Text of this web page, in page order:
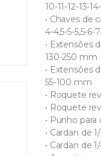
10-11-12-13-
• Chaves de
4-4,5-5-5,5-6-
• Extensões
130-250 mm
• Extensões
55-100 mm
• Roquete
• Roquete
• Punho para
• Cardan de
• Cardan de